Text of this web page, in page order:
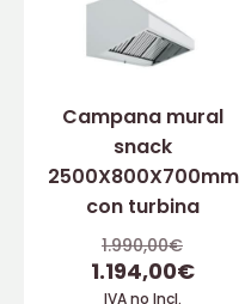
Campana mural
snack
2500X800X700mm
con turbina
1.990,00€
1.194,00€
IVA no Incl.